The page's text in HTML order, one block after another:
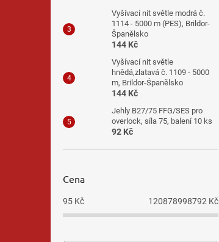
Vyšívací nit světle modrá č.
1114 - 5000 m (PES), Brildor-
Španělsko
144 Kč
Vyšívací nit světle
hnědá,zlatavá č. 1109 - 5000
m, Brildor-Śpanělsko
144 Kč
Jehly B27/75 FFG/SES pro
overlock, síla 75, balení 10 ks
92 Kč
Cena
95 Kč 120878998792 Kč